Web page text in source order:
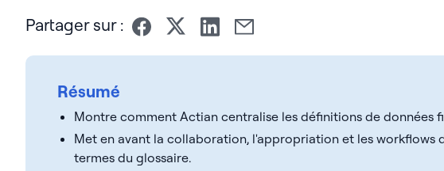
Partager sur :
Résumé
Montre comment Actian centralise les définitions de données
Met en avant la collaboration, l'appropriation et les workflows
termes du glossaire.